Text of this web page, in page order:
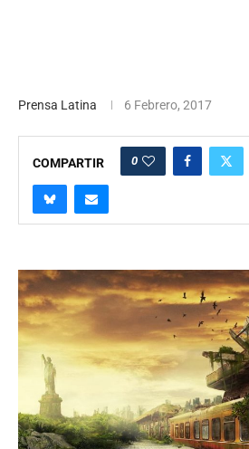
Prensa Latina 6 Febrero, 2017
COMPARTIR 0